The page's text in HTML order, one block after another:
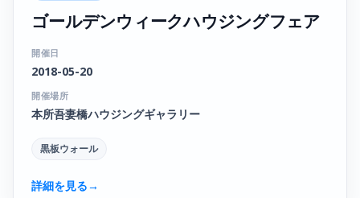
ゴールデンウィークハウジングフェア
開催日
2018-05-20
開催場所
本所吾妻橋ハウジングギャラリー
黒板ウォール
詳細を見る→